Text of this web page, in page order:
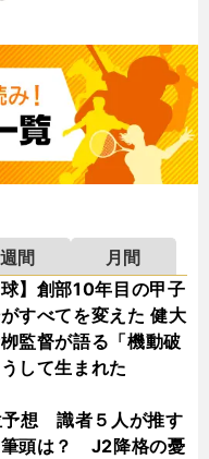
週間
月間
球】創部10年目の甲子
すべてを変えた 健大
監督が語る「機動破
して生まれた
予想 識者５人が推す
筆頭は？ J2降格の憂